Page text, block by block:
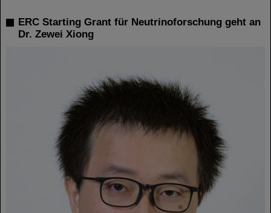
ERC Starting Grant für Neutrinoforschung geht an
Dr. Zewei Xiong